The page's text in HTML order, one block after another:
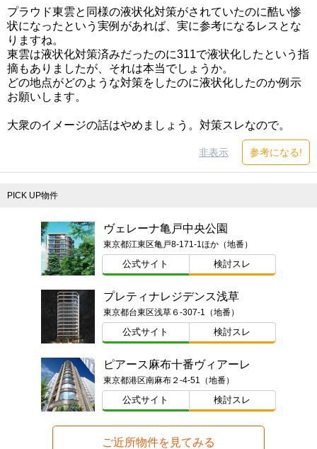
プラウド東雲と同様の液状化対策がされていたのに酷い惨
状になったという実例があれば、実に参考になるレスとな
りますね。
東雲は液状化対策済みだったのに311で液状化したという指
摘もありましたが、それは本当でしょうか。
どの地点がどのような対策をしたのに液状化したのか例示
お願いします。
大衆のイメージの話はやめましょう。対策スレなので。
非表示 参考になる!
PICK UP物件
ヴェレーナ亀戸中央公園
東京都江東区亀戸8-171-1ほか（地番）
公式サイト 検討スレ
プレティナレジデンス浅草
東京都台東区浅草６-307-1（地番）
公式サイト 検討スレ
ピアース麻布十番ヴィアーレ
東京都港区南麻布２-4-51（地番）
公式サイト 検討スレ
ご近所物件を見てみる